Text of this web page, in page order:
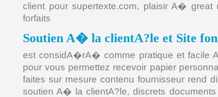
client pour supertexte.com, plaisir A�
forfaits
Soutien A� la clientA?le et Site
est considA�rA� comme pratique et facile
pour vous permettez recevoir papier
faites sur mesure contenu fournisseur rend
soutien A� la clientA?le, discrets